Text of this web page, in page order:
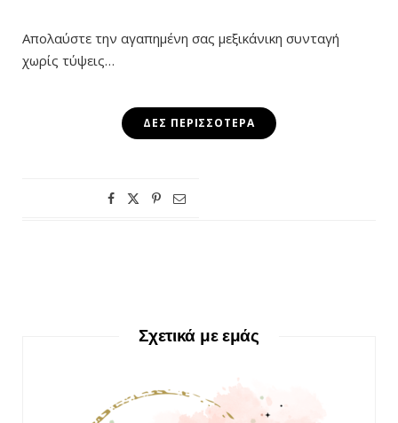
Απολαύστε την αγαπημένη σας μεξικάνικη συνταγή
χωρίς τύψεις…
ΔΕΣ ΠΕΡΙΣΣΌΤΕΡΑ
Σχετικά με εμάς